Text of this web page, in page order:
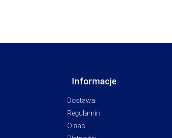
Informacje
Dostawa
Regulamin
O nas